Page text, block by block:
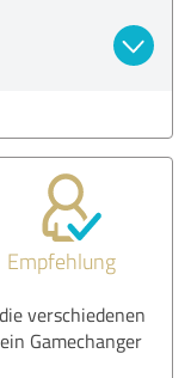
Empfehlung
verschiedenen
Gamechanger